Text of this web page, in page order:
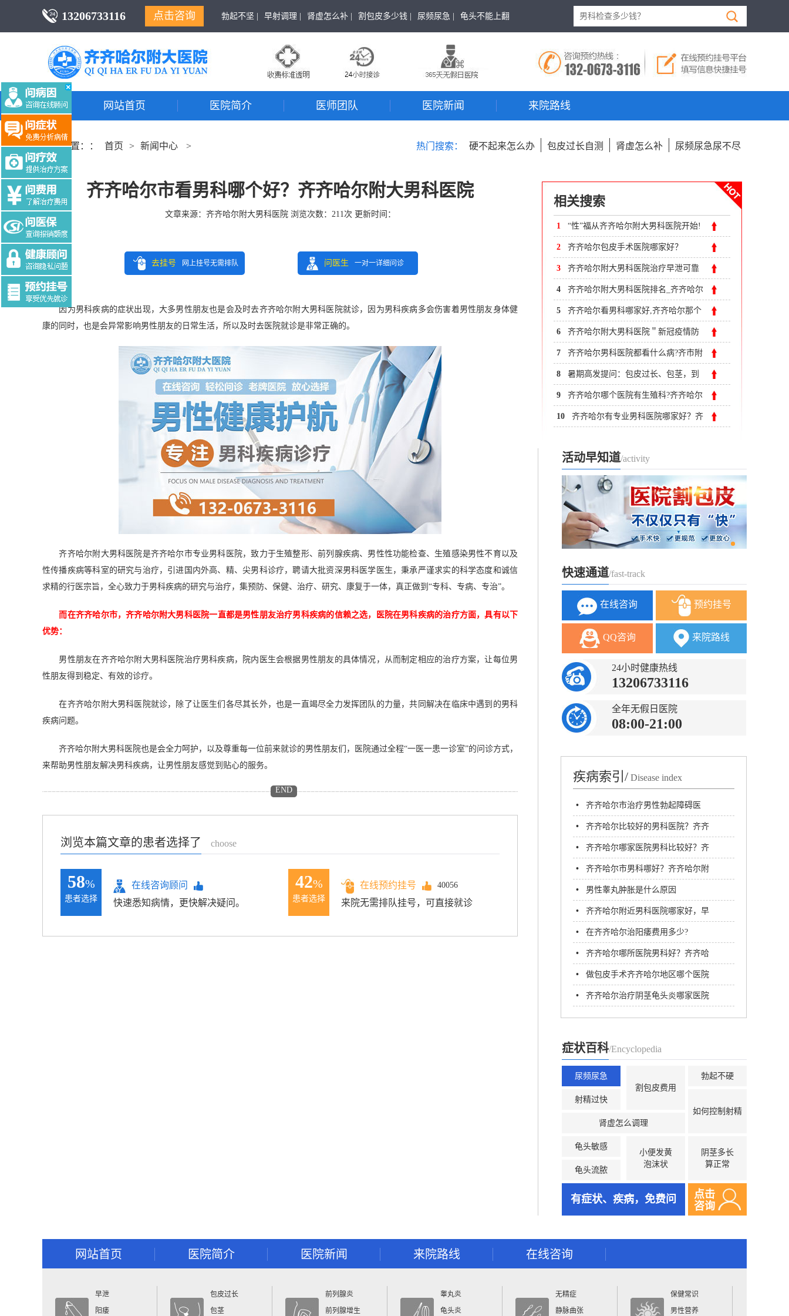
13206733116 点击咨询 勃起不坚 | 早射调理 | 肾虚怎么补 | 割包皮多少钱 | 尿频尿急 | 龟头不能上翻
网站首页 医院简介 医师团队 医院新闻 来院路线
当前位置：： 首页 > 新闻中心 > 热门搜索： 硬不起来怎么办 包皮过长自测 肾虚怎么补 尿频尿急尿不尽
齐齐哈尔市看男科哪个好？齐齐哈尔附大男科医院
文章来源： 齐齐哈尔附大男科医院浏览次数： 211次 更新时间：
去挂号 网上挂号无需排队 问医生 一对一详细问诊
Tag:$tag
因为男科疾病的症状出现，大多男性朋友也是会及时去齐齐哈尔附大男科医院就诊，因为男科疾病多会伤害着男性朋友身体健
康的同时，也是会异常影响男性朋友的日常生活，所以及时去医院就诊是非常正确的。
齐齐哈尔附大男科医院是齐齐哈尔市专业男科医院，致力于生殖整形、前列腺疾病、男性性功能检查、生殖感染男性不育以及
性传播疾病等科室的研究与治疗，引进国内外高、精、尖男科诊疗，聘请大批资深男科医学医生，秉承严谨求实的科学态度和诚信
求精的行医宗旨，全心致力于男科疾病的研究与治疗，集预防、保健、治疗、研究、康复于一体，真正做到“专科、专病、专治”。
而在齐齐哈尔市，齐齐哈尔附大男科医院一直都是男性朋友治疗男科疾病的信赖之选，医院在男科疾病的治疗方面，具有以下
优势：
男性朋友在齐齐哈尔附大男科医院治疗男科疾病，院内医生会根据男性朋友的具体情况，从而制定相应的治疗方案，让每位男
性朋友得到稳定、有效的诊疗。
在齐齐哈尔附大男科医院就诊，除了让医生们各尽其长外，也是一直竭尽全力发挥团队的力量，共同解决在临床中遇到的男科
疾病问题。
齐齐哈尔附大男科医院也是会全力呵护，以及尊重每一位前来就诊的男性朋友们，医院通过全程“一医一患一诊室”的问诊方式，
来帮助男性朋友解决男科疾病，让男性朋友感觉到贴心的服务。
END
浏览本篇文章的患者选择了 choose
58%
患者选择
在线咨询顾问
快速悉知病情，更快解决疑问。
42%
患者选择
在线预约挂号 40056
来院无需排队挂号，可直接就诊
相关搜索
1 “性”福从齐齐哈尔附大男科医院开始!
2 齐齐哈尔包皮手术医院哪家好？
3 齐齐哈尔附大男科医院治疗早泄可靠
吗？
4 齐齐哈尔附大男科医院排名_齐齐哈尔
治疗阳痿去哪家医院
5 齐齐哈尔看男科哪家好,齐齐哈尔那个
医院看男科
6 齐齐哈尔附大男科医院＂新冠疫情防
控＂与＂正常诊疗＂两不误
7 齐齐哈尔男科医院都看什么病?齐市附
大医院
8 暑期高发提问：包皮过长、包茎，到
底要不要动刀?
9 齐齐哈尔哪个医院有生殖科?齐齐哈尔
附大男科医院
10 齐齐哈尔有专业男科医院哪家好？齐
活动早知道/activity
快速通道/fast-track
在线咨询 预约挂号
QQ咨询 来院路线
24小时健康热线
13206733116
全年无假日医院
08:00-21:00
疾病索引/ Disease index
• 齐齐哈尔市治疗男性勃起障碍医
院？齐齐哈尔附大男科医院
• 齐齐哈尔比较好的男科医院？齐齐
哈尔附大男科医院
• 齐齐哈尔哪家医院男科比较好？齐
齐哈尔附大男科医院
• 齐齐哈尔市男科哪好？齐齐哈尔附
大男科医院
• 男性睾丸肿胀是什么原因
• 齐齐哈尔附近男科医院哪家好，早
泄到齐齐哈尔哪家男科医院治疗好​
• 在齐齐哈尔治阳痿费用多少?
• 齐齐哈尔哪所医院男科好？齐齐哈
尔附大男科医院
• 做包皮手术齐齐哈尔地区哪个医院
好？齐齐哈尔附大男科医院
• 齐齐哈尔治疗阴茎龟头炎哪家医院
好？齐齐哈尔附大男科医院
症状百科/Encyclopedia
尿频尿急
割包皮费用
射精过快
肾虚怎么调理
龟头敏感
小便发黄
泡沫状
龟头流脓
勃起不硬
如何控制射精
阴茎多长
算正常
有症状、疾病，免费问
点击
咨询
网站首页 医院简介 医院新闻 来院路线 在线咨询
早泄
阳痿
包皮过长
包茎
前列腺炎
前列腺增生
睾丸炎
龟头炎
无精症
静脉曲张
保健常识
男性营养